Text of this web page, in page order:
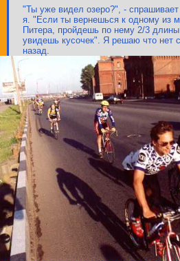
"Ты уже видел озеро?", -
я. "Если ты вернешься к одному из
Питера, пройдешь по нему 2/3
увидешь кусочек". Я решаю что нет
назад.